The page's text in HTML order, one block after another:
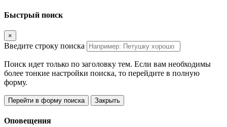
Быстрый поиск
×
Введите строку поиска
Поиск идет только по заголовку тем. Если вам необходимы
более тонкие настройки поиска, то перейдите в полную
форму.
Перейти в форму поиска Закрыть
Оповещения